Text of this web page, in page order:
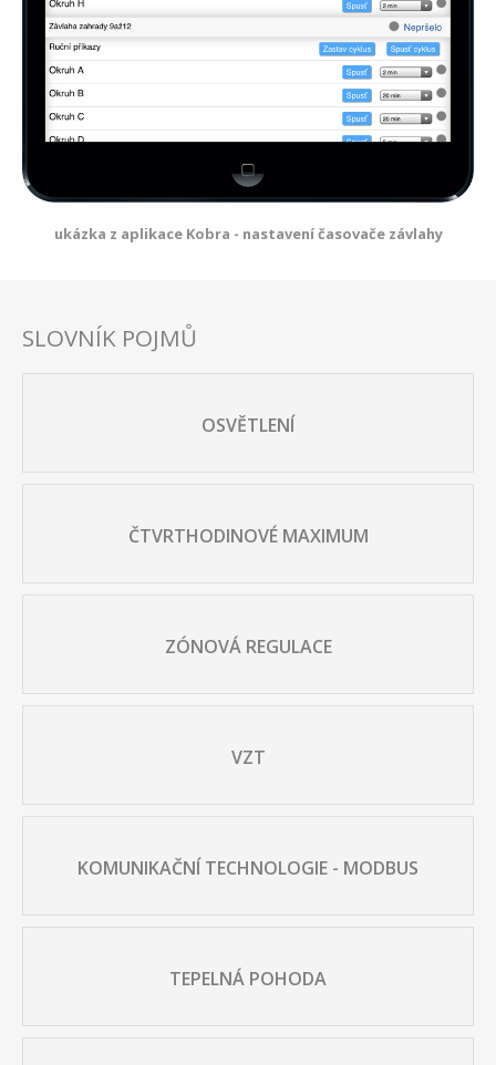
ukázka z aplikace Kobra - nastavení časovače závlahy
SLOVNÍK POJMŮ
OSVĚTLENÍ
ČTVRTHODINOVÉ MAXIMUM
ZÓNOVÁ REGULACE
VZT
KOMUNIKAČNÍ TECHNOLOGIE - MODBUS
TEPELNÁ POHODA